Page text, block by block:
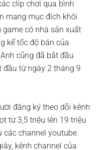
clip chơi qua bình
mang mục đích khôi
game có nhà sản xuất
kể tốc độ bán của
cũng đã bắt đầu
từ ngày 2 tháng 9
đăng ký theo dõi kênh
từ 3,5 triệu lên 19 triệu
channel youtube.
kênh channel của